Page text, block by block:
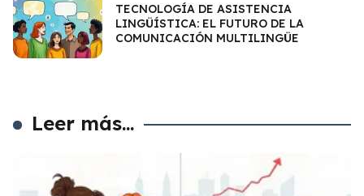
TECNOLOGÍA DE ASISTENCIA
LINGÜÍSTICA: EL FUTURO DE LA
COMUNICACIÓN MULTILINGÜE
Leer más...